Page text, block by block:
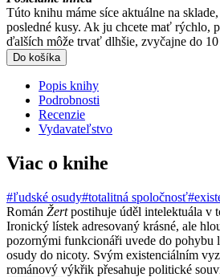
Túto knihu máme síce aktuálne na
posledné kusy. Ak ju chcete mať rýchlo,
ďalších môže trvať dlhšie, zvyčajne do
Do košíka
Popis knihy
Podrobnosti
Recenzie
Vydavateľstvo
Viac o knihe
#ľudské osudy#totalitná spoločnosť
Román Žertpostihuje úděl intelektuála v
Ironický lístek adresovaný krásné, ale
pozornými funkcionáři uvede do pohybu
osudy do nicoty. Svým existenciálním
románový výkřik přesahuje politické